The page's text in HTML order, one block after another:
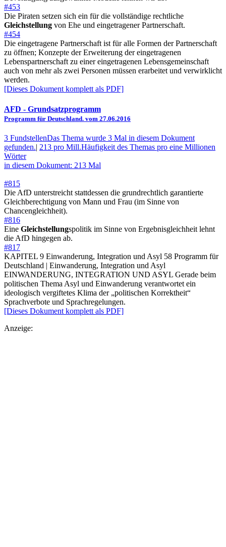
#453
Die Piraten setzen sich ein für die vollständige rechtliche
Gleichstellung von Ehe und eingetragener Partnerschaft.
#454
Die eingetragene Partnerschaft ist für alle Formen der Partnerschaft
zu öffnen; Konzepte der Erweiterung der eingetragenen
Lebenspartnerschaft zu einer eingetragenen Lebensgemeinschaft
auch von mehr als zwei Personen müssen erarbeitet und verwirklicht
werden.
[Dieses Dokument komplett als PDF]
AFD - Grundsatzprogramm
Programm für Deutschland. vom 27.06.2016
3 FundstellenDas Thema wurde 3 Mal in diesem Dokument
gefunden.| 213 pro Mill.Häufigkeit des Themas pro eine Millionen
Wörter
in diesem Dokument: 213 Mal
#815
Die AfD unterstreicht stattdessen die grundrechtlich garantierte
Gleichberechtigung von Mann und Frau (im Sinne von
Chancengleichheit).
#816
Eine Gleichstellungspolitik im Sinne von Ergebnisgleichheit lehnt
die AfD hingegen ab.
#817
KAPITEL 9 Einwanderung, Integration und Asyl 58 Programm für
Deutschland | Einwanderung, Integration und Asyl
EINWANDERUNG, INTEGRATION UND ASYL Gerade beim
politischen Thema Asyl und Einwanderung verantwortet ein
ideologisch vergiftetes Klima der „politischen Korrektheit“
Sprachverbote und Sprachregelungen.
[Dieses Dokument komplett als PDF]
Anzeige: